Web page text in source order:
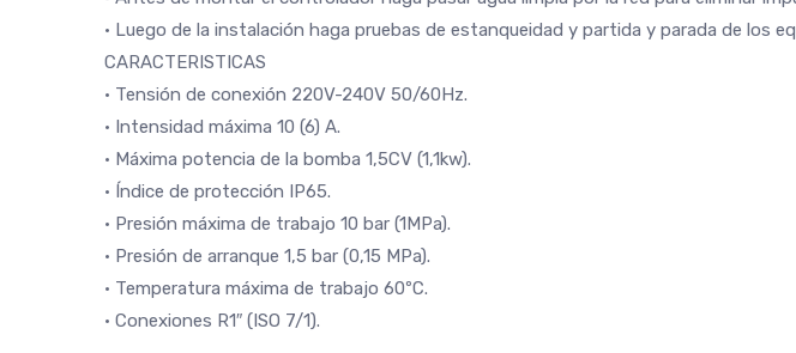
• Luego de la instalación haga pruebas de estanqueidad y partida y parada de los
CARACTERISTICAS
• Tensión de conexión 220V-240V 50/60Hz.
• Intensidad máxima 10 (6) A.
• Máxima potencia de la bomba 1,5CV (1,1kw).
• Índice de protección IP65.
• Presión máxima de trabajo 10 bar (1MPa).
• Presión de arranque 1,5 bar (0,15 MPa).
• Temperatura máxima de trabajo 60ºC.
• Conexiones R1″ (ISO 7/1).